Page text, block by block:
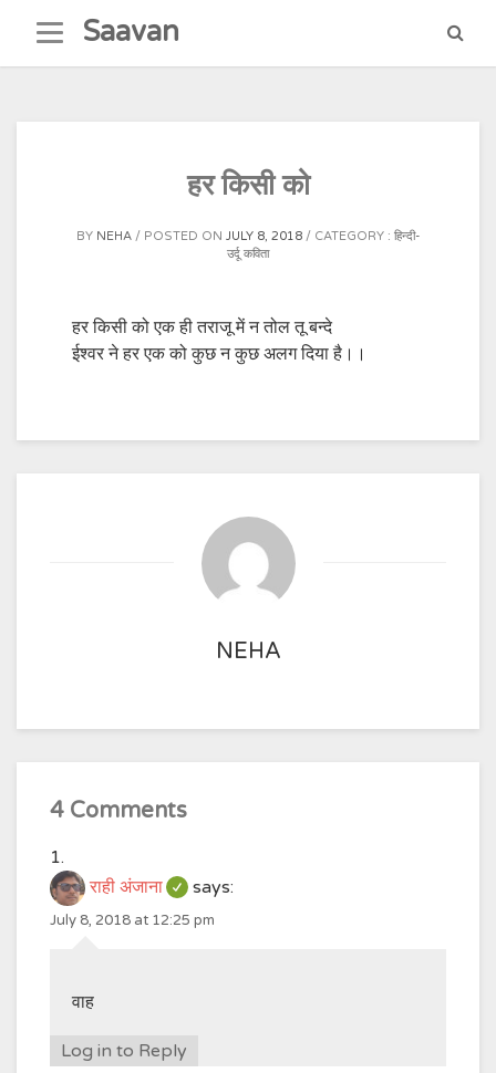
content
Saavan
हर किसी को
BY NEHA POSTED ON JULY 8, 2018 CATEGORY : हिन्दी-
उर्दू कविता
हर किसी को एक ही तराजू में न तोल तू बन्दे
ईश्वर ने हर एक को कुछ न कुछ अलग दिया है।।
NEHA
4 Comments
राही अंजाना says:
July 8, 2018 at 12:25 pm
वाह
Log in to Reply